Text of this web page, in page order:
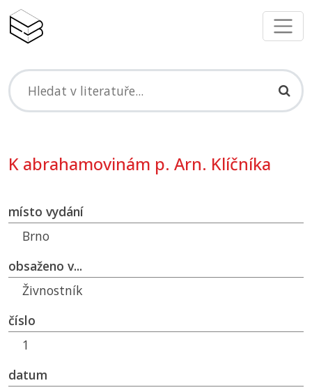
K abrahamovinám p. Arn. Klíčníka
místo vydání
Brno
obsaženo v...
Živnostník
číslo
1
datum